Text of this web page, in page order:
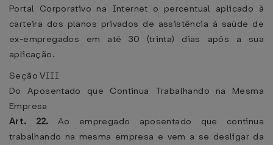
Portal Corporativo na Internet o percentual aplicado à
carteira dos planos privados de assistência à saúde de
ex-empregados em até 30 (trinta) dias após a sua
aplicação.
Seção VIII
Do Aposentado que Continua Trabalhando na Mesma
Empresa
Art. 22. Ao empregado aposentado que continua
trabalhando na mesma empresa e vem a se desligar da